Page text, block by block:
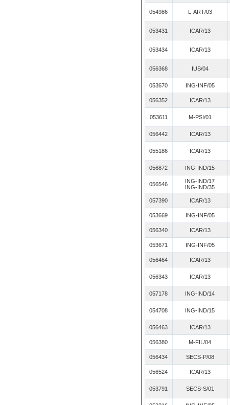
054986 L-ART/03
053431 ICAR/13
053434 ICAR/13
056368 IUS/04
053670 ING-INF/05
056352 ICAR/13
053611 M-PSI/01
056442 ICAR/13
055186 ICAR/13
056872 ING-IND/15
056546
ING-IND/17
ING-IND/35
057390 ICAR/13
053669 ING-INF/05
056340 ICAR/13
053671 ING-INF/05
056464 ICAR/13
056343 ICAR/13
057178 ING-IND/14
054708 ING-IND/15
056463 ICAR/13
056380 M-FIL/04
056434 SECS-P/08
056524 ICAR/13
053791 SECS-S/01